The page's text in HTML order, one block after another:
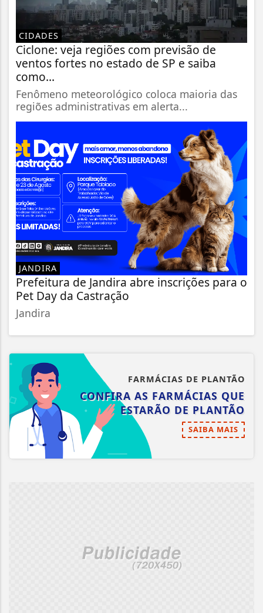
CIDADES
Ciclone: veja regiões com previsão de
ventos fortes no estado de SP e saiba
como...
Fenômeno meteorológico coloca maioria das
regiões administrativas em alerta...
JANDIRA
Prefeitura de Jandira abre inscrições para o
Pet Day da Castração
Jandira
FARMÁCIAS DE PLANTÃO
CONFIRA AS FARMÁCIAS QUE
ESTARÃO DE PLANTÃO
SAIBA MAIS